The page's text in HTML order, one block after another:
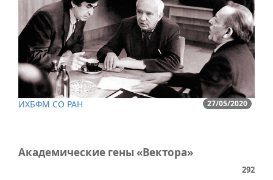
27/05/2020
ИХБФМ СО РАН
Академические гены «Вектора»
292